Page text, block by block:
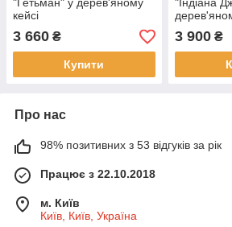
"Гетьман" у дерев'яному
кейсі
3 660 ₴
Купити
"Індіана
3 900₴
Про нас
98% позитивних з 53 відгуків за рік
Працює з 22.10.2018
м. Київ
Київ, Київ, Україна